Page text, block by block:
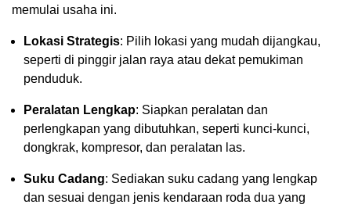
memulai usaha ini.
Lokasi Strategis: Pilih lokasi yang mudah dijangkau,
seperti di pinggir jalan raya atau dekat pemukiman
penduduk.
Peralatan Lengkap: Siapkan peralatan dan
perlengkapan yang dibutuhkan, seperti kunci-kunci,
dongkrak, kompresor, dan peralatan las.
Suku Cadang: Sediakan suku cadang yang lengkap
dan sesuai dengan jenis kendaraan roda dua yang